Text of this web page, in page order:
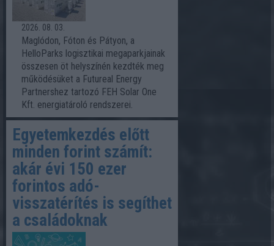
2026. 08. 03.
Maglódon, Fóton és Pátyon, a
HelloParks logisztikai megaparkjainak
összesen öt helyszínén kezdték meg
működésüket a Futureal Energy
Partnershez tartozó FEH Solar One
Kft. energiatároló rendszerei.
Egyetemkezdés előtt
minden forint számít:
akár évi 150 ezer
forintos adó-
visszatérítés is segíthet
a családoknak